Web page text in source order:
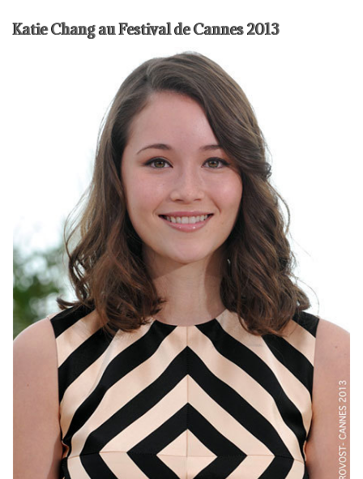
Katie Chang au Festival de Cannes 2013